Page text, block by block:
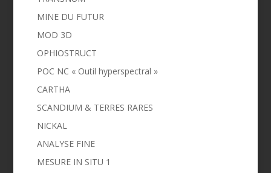
MINE DU FUTUR
MOD 3D
OPHIOSTRUCT
POC NC « Outil hyperspectral »
CARTHA
SCANDIUM & TERRES RARES
NICKAL
ANALYSE FINE
MESURE IN SITU 1